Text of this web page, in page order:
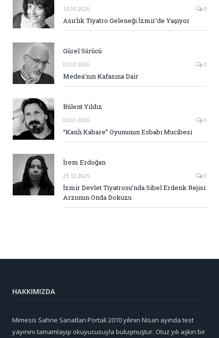
13.03.2026 0
Asırlık Tiyatro Geleneği İzmir’de Yaşıyor
Gürel Sürücü
05.03.2026 0
Medea’nın Kafasına Dair
Bülent Yıldız
03.01.2026 0
“Kanlı Kabare” Oyununun Esbabı Mucibesi
İrem Erdoğan
25.12.2025 0
İzmir Devlet Tiyatrosu’nda Sibel Erdenk Rejisi:
Arzunun Onda Dokuzu
HAKKIMIZDA
Mimesis Sahne Sanatları Portali 2010 yılının Nisan ayında test
yayınını tamamlayıp okuyucusuyla buluşmuştur. Otuz yılı aşkın bir